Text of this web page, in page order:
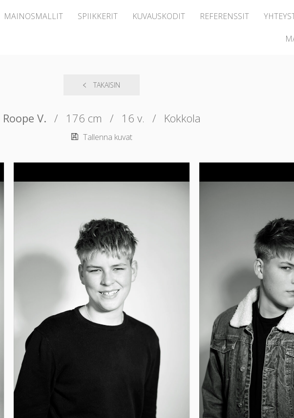
MAINOSMALLIT SPIIKKERIT KUVAUSKODIT REFERENSSIT
TAKAISIN
Roope V. / 176 cm / 16 v. / Kokkola
Tallenna kuvat